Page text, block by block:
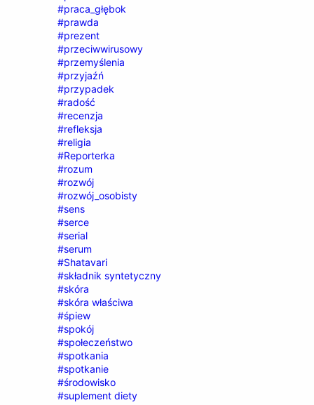
#praca_głębok
#prawda
#prezent
#przeciwwirusowy
#przemyślenia
#przyjaźń
#przypadek
#radość
#recenzja
#refleksja
#religia
#Reporterka
#rozum
#rozwój
#rozwój_osobisty
#sens
#serce
#serial
#serum
#Shatavari
#składnik syntetyczny
#skóra
#skóra właściwa
#śpiew
#spokój
#społeczeństwo
#spotkania
#spotkanie
#środowisko
#suplement diety